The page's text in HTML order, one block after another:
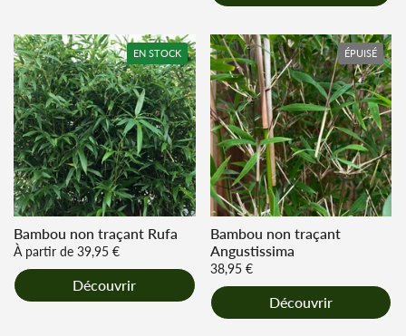
Bambou non traçant Rufa
Prix régulier
À partir de 39,95 €
Découvrir
EN STOCK
Bambou non traçant
Angustissima
Prix régulier
38,95 €
Découvrir
ÉPUISÉ